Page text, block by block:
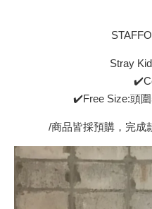
Stray
✔️Free Size:頭
/商品皆採預購，完成